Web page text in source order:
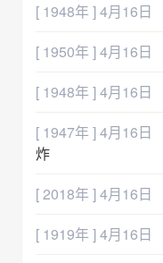
[ 1948年 ] 4月16日
[ 1950年 ] 4月16日
[ 1948年 ] 4月16日
[ 1947年 ] 4月16日
炸
[ 2018年 ] 4月16日
[ 1919年 ] 4月16日